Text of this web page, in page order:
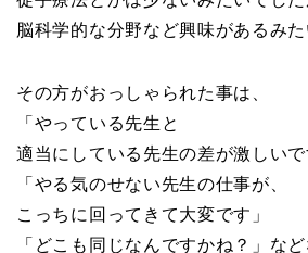
脳科学的な分野など興味があるみた
その方がおっしゃられた事は、
「やっている先生と
適当にしている先生の差が激しいで
「やる気のせない先生の仕事が、
こっちに回ってきて大変です」
「どこも同じなんですかね？」など